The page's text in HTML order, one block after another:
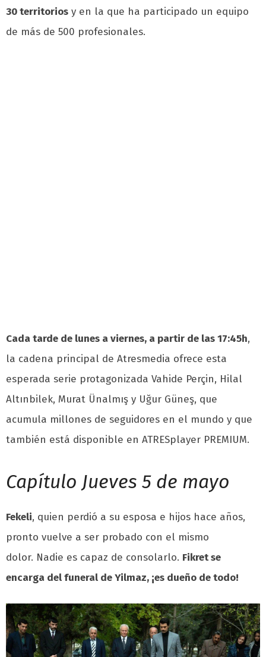
30 territorios y en la que ha participado un equipo
de más de 500 profesionales.
Cada tarde de lunes a viernes, a partir de las 17:45h,
la cadena principal de Atresmedia ofrece esta
esperada serie protagonizada Vahide Perçin, Hilal
Altınbilek, Murat Ünalmış y Uğur Güneş, que
acumula millones de seguidores en el mundo y que
también está disponible en ATRESplayer PREMIUM.
Capítulo Jueves 5 de mayo
Fekeli, quien perdió a su esposa e hijos hace años,
pronto vuelve a ser probado con el mismo
dolor. Nadie es capaz de consolarlo. Fikret se
encarga del funeral de Yilmaz, ¡es dueño de todo!